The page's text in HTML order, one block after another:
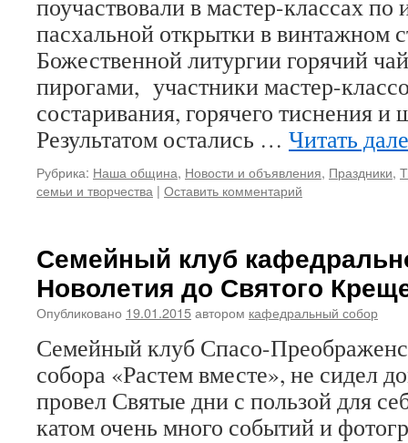
поучаствовали в мастер-классах по
пасхальной открытки в винтажном
Божественной литургии горячий
пирогами, участники мастер-
состаривания, горячего тиснения и
Результатом остались … Читать
Рубрика: Наша община, Новости и объявления, Праздники,
семьи и творчества | Оставить комментарий
Семейный клуб
Новолетия до Святого
Опубликовано 19.01.2015автором кафедральный собор
Семейный клуб Спасо-
собора «Растем вместе», не сидел
провел Святые дни с пользой для
катом очень много событий и